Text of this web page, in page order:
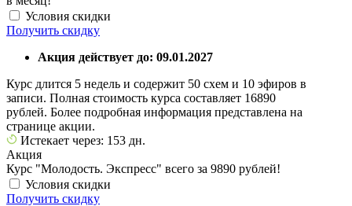
Условия скидки
Получить скидку
Акция действует до: 09.01.2027
Курс длится 5 недель и содержит 50 схем и 10 эфиров в
записи. Полная стоимость курса составляет 16890
рублей. Более подробная информация представлена на
странице акции.
Истекает через: 153 дн.
Акция
Курс "Молодость. Экспресс" всего за 9890 рублей!
Условия скидки
Получить скидку